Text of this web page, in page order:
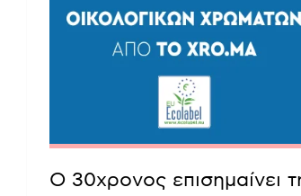
Ο 30χρονος επισημαίνει